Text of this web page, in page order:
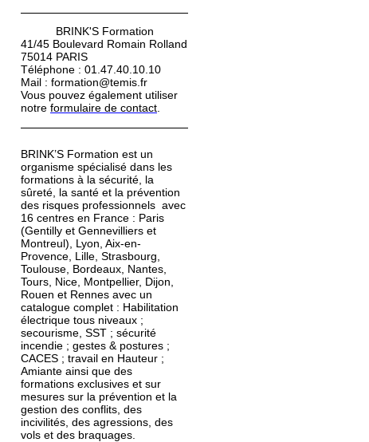
DÉCEMBRE
DÉCEMBRE
10 au 11
DÉCEMBRE
BRINK'S Formation
41/45 Boulevard Romain Rolland
75014 PARIS
Téléphone : 01.47.40.10.10
Mail : formation@temis.fr
Vous pouvez également utiliser
notre formulaire de contact
BRINK’S Formation est un
organisme spécialisé dans les
formations à la sécurité, la
sûreté, la santé et la prévention
des risques professionnels avec
16 centres en France : Paris
(Gentilly et Gennevilliers et
Montreul), Lyon, Aix-en-
Provence, Lille, Strasbourg,
Toulouse, Bordeaux, Nantes,
Tours, Nice, Montpellier, Dijon,
Rouen et Rennes avec un
catalogue complet : Habilitation
électrique tous niveaux ;
secourisme, SST ; sécurité
incendie ; gestes & postures ;
CACES ; travail en Hauteur ;
Amiante ainsi que des
formations exclusives et sur
mesures sur la prévention et la
gestion des conflits, des
incivilités, des agressions, des
vols et des braquages.